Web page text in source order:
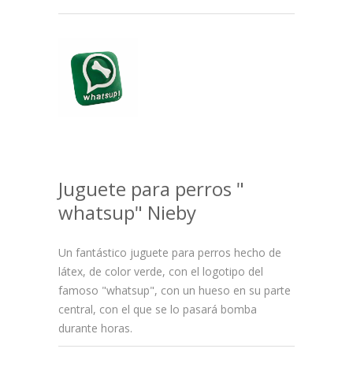
Juguete para perros "
whatsup" Nieby
Un fantástico juguete para perros hecho de
látex, de color verde, con el logotipo del
famoso "whatsup", con un hueso en su parte
central, con el que se lo pasará bomba
durante horas.